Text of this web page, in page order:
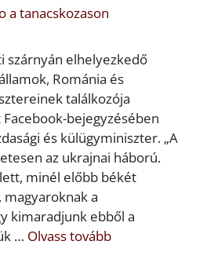
szárnyán elhelyezkedő
Románia és
találkozója
bejegyzésében
és külügyminiszter. „A
az ukrajnai háború.
minél előbb békét
a
kimaradjunk ebből a
… Olvass tovább